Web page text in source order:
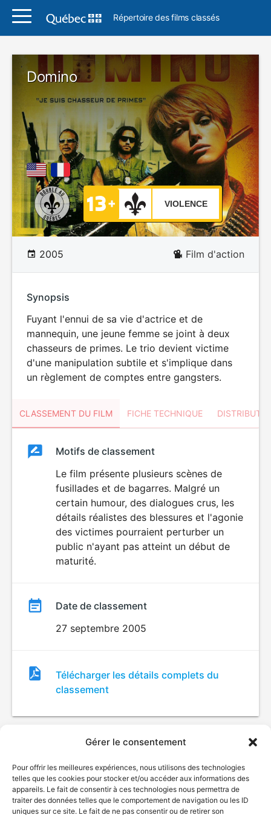
Gérer le consentement
Pour offrir les meilleures expériences, nous utilisons des technologies
telles que les cookies pour stocker et/ou accéder aux informations des
appareils. Le fait de consentir à ces technologies nous permettra de
traiter des données telles que le comportement de navigation ou les ID
uniques sur ce site. Le fait de ne pas consentir ou de retirer son
Répertoire des films classés
Domino
VIOLENCE
2005 Film d'action
Synopsis
Fuyant l'ennui de sa vie d'actrice et de
mannequin, une jeune femme se joint à deux
chasseurs de primes. Le trio devient victime
d'une manipulation subtile et s'implique dans
un règlement de comptes entre gangsters.
CLASSEMENT DU FILM FICHE TECHNIQUE
ClassementClassement
VIOLENCE
Motifs de classement
Le film présente plusieurs scènes de
fusillades et de bagarres. Malgré un
certain humour, des dialogues crus, les
détails réalistes des blessures et l'agonie
des victimes pourraient perturber un
public n'ayant pas atteint un début de
maturité.
Date de classement
27 septembre 2005
Fichier
de
classement
Télécharger les détails complets du
classement